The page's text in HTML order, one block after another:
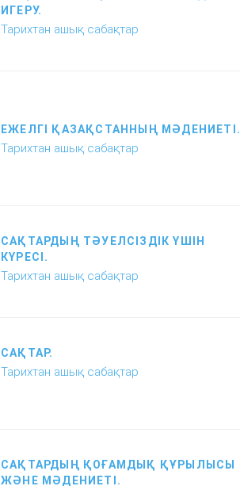
ИГЕРУ.
Тарихтан ашық сабақтар
ЕЖЕЛГІ ҚАЗАҚСТАННЫҢ МӘДЕНИЕТІ.
Тарихтан ашық сабақтар
САҚТАРДЫҢ ТӘУЕЛСІЗДІК ҮШІН
КҮРЕСІ.
Тарихтан ашық сабақтар
САҚТАР.
Тарихтан ашық сабақтар
САҚТАРДЫҢ ҚОҒАМДЫҚ ҚҰРЫЛЫСЫ
ЖӘНЕ МӘДЕНИЕТІ.